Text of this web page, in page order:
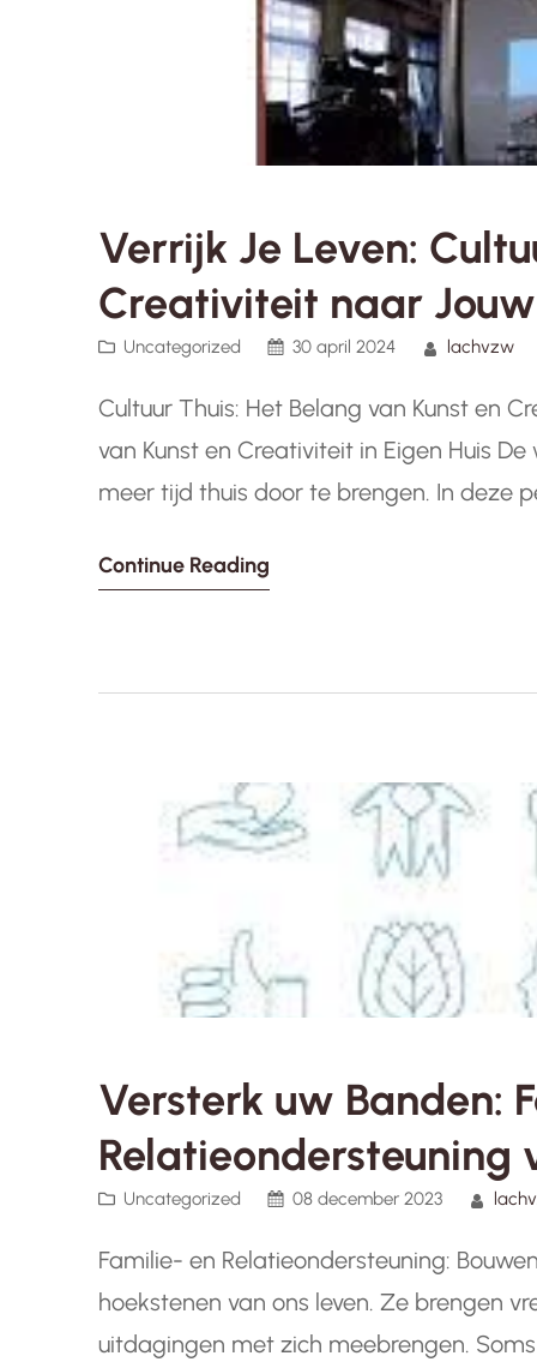
Verrijk Je Leven:
Creativiteit naar
Uncategorized 30 april 2024 lachvzw
Cultuur Thuis: Het Belang van Kunst en
van Kunst en Creativiteit in Eigen Huis
meer tijd thuis door te brengen. In deze
Continue Reading
Versterk uw Banden:
Relatieondersteuning
Uncategorized 08 december 2023
Familie- en Relatieondersteuning:
hoekstenen van ons leven. Ze brengen
uitdagingen met zich meebrengen.